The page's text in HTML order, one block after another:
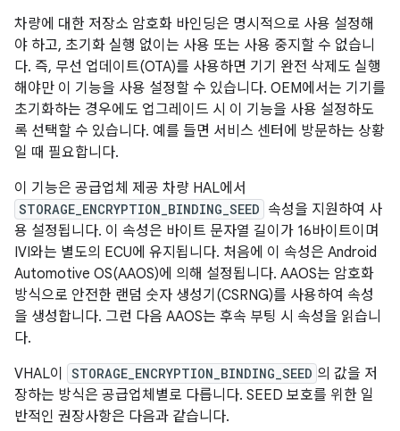
차량에 대한 저장소 암호화 바인딩은 명시적으로 사용 설정해
야 하고, 초기화 실행 없이는 사용 또는 사용 중지할 수 없습니
다. 즉, 무선 업데이트(OTA)를 사용하면 기기 완전 삭제도 실행
해야만 이 기능을 사용 설정할 수 있습니다. OEM에서는 기기를
초기화하는 경우에도 업그레이드 시 이 기능을 사용 설정하도
록 선택할 수 있습니다. 예를 들면 서비스 센터에 방문하는 상황
일 때 필요합니다.
이 기능은 공급업체 제공 차량 HAL에서
STORAGE_ENCRYPTION_BINDING_SEED 속성을 지원하여 사
용 설정됩니다. 이 속성은 바이트 문자열 길이가 16바이트이며
IVI와는 별도의 ECU에 유지됩니다. 처음에 이 속성은 Android
Automotive OS(AAOS)에 의해 설정됩니다. AAOS는 암호화
방식으로 안전한 랜덤 숫자 생성기(CSRNG)를 사용하여 속성
을 생성합니다. 그런 다음 AAOS는 후속 부팅 시 속성을 읽습니
다.
VHAL이
STORAGE_ENCRYPTION_BINDING_SEED 의 값을 저
장하는 방식은 공급업체별로 다릅니다. SEED 보호를 위한 일
반적인 권장사항은 다음과 같습니다.